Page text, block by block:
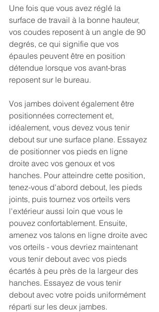
Une fois que vous avez réglé la
surface de travail à la bonne hauteur,
vos coudes reposent à un angle de 90
degrés, ce qui signifie que vos
épaules peuvent être en position
détendue lorsque vos avant-bras
reposent sur le bureau.
Vos jambes doivent également être
positionnées correctement et,
idéalement, vous devez vous tenir
debout sur une surface plane. Essayez
de positionner vos pieds en ligne
droite avec vos genoux et vos
hanches. Pour atteindre cette position,
tenez-vous d'abord debout, les pieds
joints, puis tournez vos orteils vers
l'extérieur aussi loin que vous le
pouvez confortablement. Ensuite,
amenez vos talons en ligne droite avec
vos orteils - vous devriez maintenant
vous tenir debout avec vos pieds
écartés à peu près de la largeur des
hanches. Essayez de vous tenir
debout avec votre poids uniformément
réparti sur les deux jambes.